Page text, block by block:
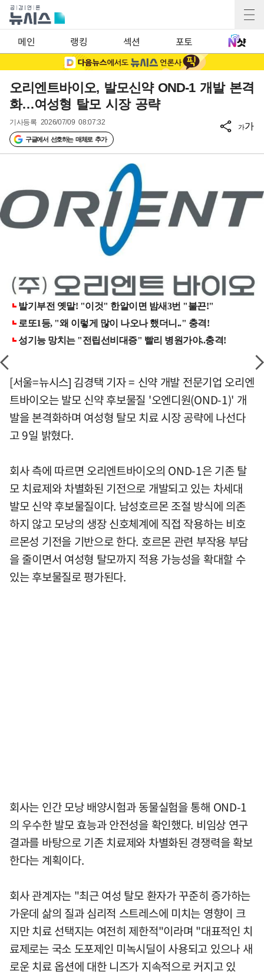
메인 랭킹 섹션 포토
오리엔트바이오, 발모신약 OND-1 개발 본격
화…여성형 탈모 시장 공략
기사등록 2026/07/09 08:07:32
구글에서 선호하는 매체로 추가
가가
[서울=뉴시스] 김경택 기자 = 신약 개발 전문기업 오리엔
트바이오는 발모 신약 후보물질 '오엔디원(OND-1)' 개
발을 본격화하며 여성형 탈모 치료 시장 공략에 나선다
고 9일 밝혔다.
회사 측에 따르면 오리엔트바이오의 OND-1은 기존 탈
모 치료제와 차별화된 기전으로 개발되고 있는 차세대
발모 신약 후보물질이다. 남성호르몬 조절 방식에 의존
하지 않고 모낭의 생장 신호체계에 직접 작용하는 비호
르몬성 기전을 기반으로 한다. 호르몬 관련 부작용 부담
을 줄이면서 여성형 탈모까지 적용 가능성을 확대할 수
있는 후보물질로 평가된다.
회사는 인간 모낭 배양시험과 동물실험을 통해 OND-1
의 우수한 발모 효능과 안전성을 확인했다. 비임상 연구
결과를 바탕으로 기존 치료제와 차별화된 경쟁력을 확보
한다는 계획이다.
회사 관계자는 "최근 여성 탈모 환자가 꾸준히 증가하는
가운데 삶의 질과 심리적 스트레스에 미치는 영향이 크
지만 치료 선택지는 여전히 제한적"이라며 "대표적인 치
료제로는 국소 도포제인 미녹시딜이 사용되고 있으나 새
로운 치료 옵션에 대한 니즈가 지속적으로 커지고 있